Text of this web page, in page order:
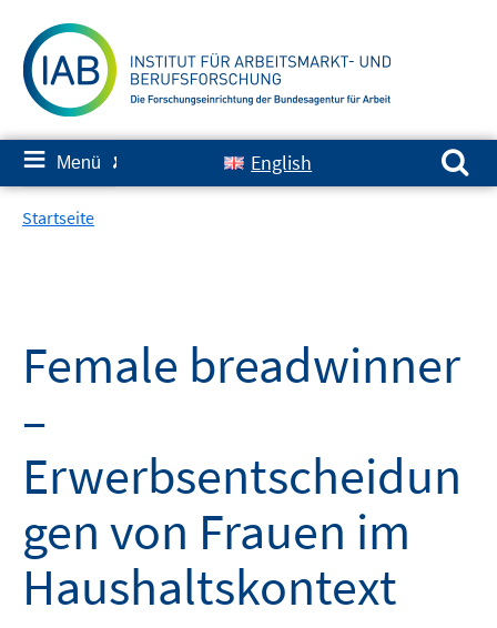
zum
Inhalt
≡ Menü ✘ English
Suchen nach:
Startseite
Female breadwinner
–
Erwerbsentscheidun
gen von Frauen im
Haushaltskontext